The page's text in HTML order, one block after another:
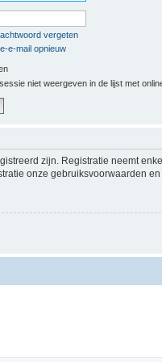
vergeten
e-mail opnieuw
niet weergeven in de lijst met
zijn. Registratie neemt
onze gebruiksvoorwaarden